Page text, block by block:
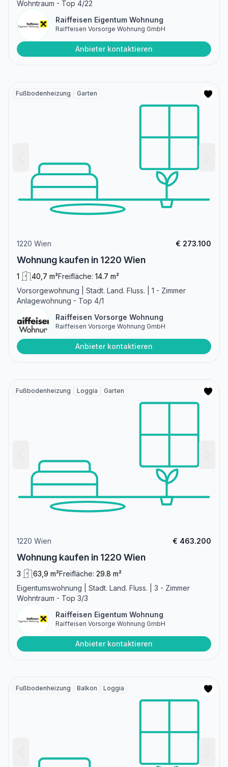
Wohntraum - Top 4/22
Raiffeisen Eigentum Wohnung
Raiffeisen Vorsorge Wohnung GmbH
Anbieter kontaktieren
Fußbodenheizung Garten
1220 Wien € 273.100
Wohnung kaufen in 1220 Wien
1 40,7 m²Freifläche: 14.7 m²
Vorsorgewohnung | Stadt. Land. Fluss. | 1 - Zimmer
Anlagewohnung - Top 4/1
Raiffeisen Vorsorge Wohnung
Raiffeisen Vorsorge Wohnung GmbH
Anbieter kontaktieren
Fußbodenheizung Loggia Garten
1220 Wien € 463.200
Wohnung kaufen in 1220 Wien
3 63,9 m²Freifläche: 29.8 m²
Eigentumswohnung | Stadt. Land. Fluss. | 3 - Zimmer
Wohntraum - Top 3/3
Raiffeisen Eigentum Wohnung
Raiffeisen Vorsorge Wohnung GmbH
Anbieter kontaktieren
Fußbodenheizung Balkon Loggia